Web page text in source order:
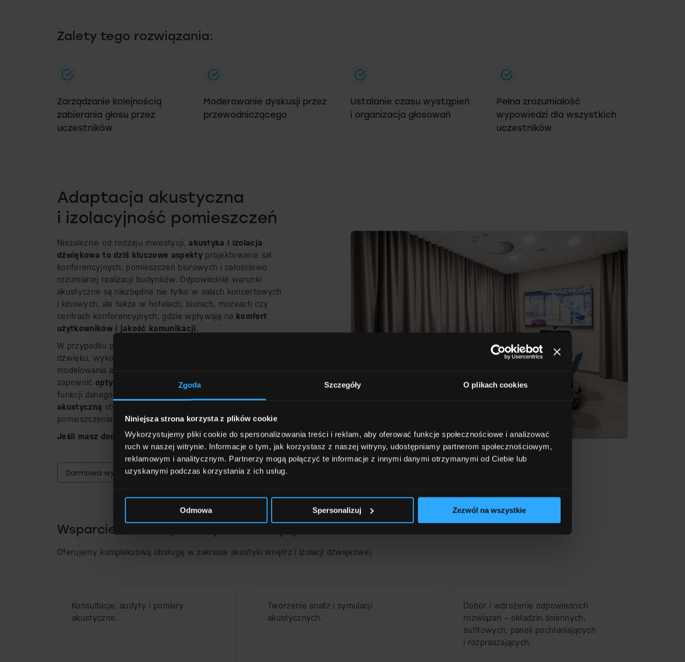
Zgoda Szczegóły O plikach cookies
Niniejsza strona korzysta z plików cookie
Wykorzystujemy pliki cookie do spersonalizowania treści i reklam, aby oferować funkcje społecznościowe i analizować
ruch w naszej witrynie. Informacje o tym, jak korzystasz z naszej witryny, udostępniamy partnerom społecznościowym,
reklamowym i analitycznym. Partnerzy mogą połączyć te informacje z innymi danymi otrzymanymi od Ciebie lub
uzyskanymi podczas korzystania z ich usług.
Odmowa Spersonalizuj Zezwól na wszystkie
Zalety tego rozwiązania:
Zarządzanie kolejnością
zabierania głosu przez
uczestników
Moderowanie dyskusji przez
przewodniczącego
Ustalanie czasu wystąpień
i organizacja głosowań
Pełna zrozumiałość
wypowiedzi dla wszystkich
uczestników
Adaptacja akustyczna
i izolacyjność pomieszczeń
Niezależnie od rodzaju inwestycji,akustyka i izolacja
dźwiękowa to dziś kluczowe aspektyprojektowania sal
konferencyjnych, pomieszczeń biurowych i całościowo
rozumianej realizacji budynków. Odpowiednie warunki
akustyczne są niezbędne nie tylko w salach koncertowych
i kinowych, ale także w hotelach, biurach, muzeach czy
centrach konferencyjnych, gdzie wpływają na komfort
użytkowników i jakość komunikacji.
W przypadku przestrzeni wymagających doskonałej jakości
dźwięku, wykorzystujemy zaawansowane narzędzia do
modelowania akustyki, np. EASE. Dzięki temu możemy
zapewnić optymalne warunki akustyczne
funkcji danego pomieszczenia.
akustyczną studia, sali konferencyjnej i dowolnego
pomieszczenia biurowego lub o innym przeznaczeniu.
Jeśli masz dodatkowe pytania, skontaktuj się z nami!
Darmowa wycena
Wsparcie na każdym etapie inwestycji
Oferujemy kompleksową obsługę w zakresie akustyki wnętrz i izolacji dźwiękowej.
Konsultacje, audyty i pomiary
akustyczne.
Tworzenie analiz i symulacji
akustycznych.
Dobór i wdrożenie odpowiednich
rozwiązań – okładzin ściennych,
sufitowych, paneli pochłaniających
i rozpraszających.